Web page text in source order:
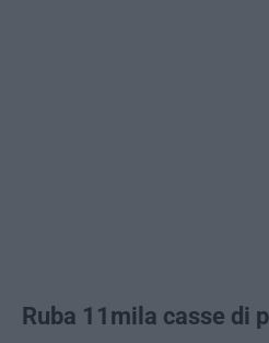
Ruba 11mila casse di